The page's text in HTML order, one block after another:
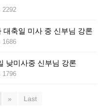
2292
대축일 미사 중 신부님 강론
1686
낮미사중 신부님 강론
1796
» Last